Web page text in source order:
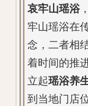
哀牢山瑶浴
牢山瑶浴在
念，二者相
着时间的推
立起瑶浴养
到当地门店